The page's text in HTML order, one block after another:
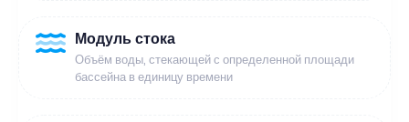
Модуль стока
Объём воды, стекающей с определенной площади
бассейна в единицу времени